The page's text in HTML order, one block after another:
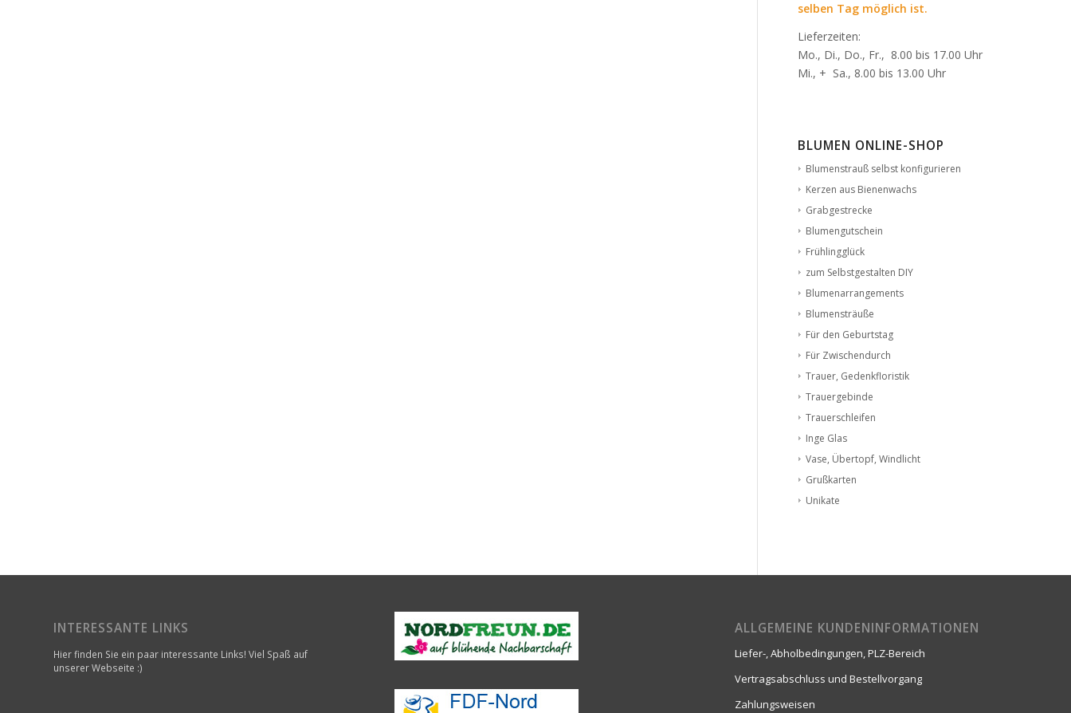
selben Tag möglich ist.
Lieferzeiten:
Mo., Di., Do., Fr., 8.00 bis 17.00 Uhr
Mi., + Sa., 8.00 bis 13.00 Uhr
BLUMEN ONLINE-SHOP
Blumenstrauß selbst konfigurieren
Kerzen aus Bienenwachs
Grabgestrecke
Blumengutschein
Frühlingglück
zum Selbstgestalten DIY
Blumenarrangements
Blumensträuße
Für den Geburtstag
Für Zwischendurch
Trauer, Gedenkfloristik
Trauergebinde
Trauerschleifen
Inge Glas
Vase, Übertopf, Windlicht
Grußkarten
Unikate
INTERESSANTE LINKS
Hier finden Sie ein paar interessante Links! Viel Spaß auf
unserer Webseite :)
ALLGEMEINE KUNDENINFORMATIONEN
Liefer-, Abholbedingungen, PLZ-Bereich
Vertragsabschluss und Bestellvorgang
Zahlungsweisen